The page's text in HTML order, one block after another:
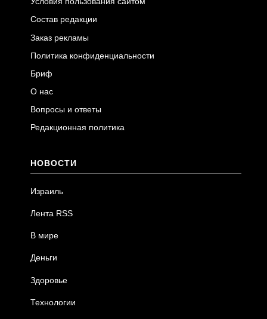
Состав редакции
Заказ рекламы
Политика конфиденциальности
Бриф
О нас
Вопросы и ответы
Редакционная политика
НОВОСТИ
Израиль
Лента RSS
В мире
Деньги
Здоровье
Технологии